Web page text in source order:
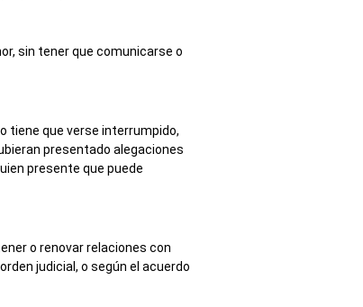
sin tener que comunicarse o
tiene que verse interrumpido,
presentado alegaciones
presente que puede
o renovar relaciones con
judicial, o según el acuerdo